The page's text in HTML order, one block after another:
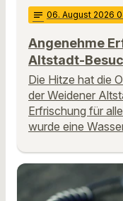
notes 06. August 2026
Angenehme
Altstadt-
Die Hitze hat die
der Weidener
Erfrischung für
wurde eine